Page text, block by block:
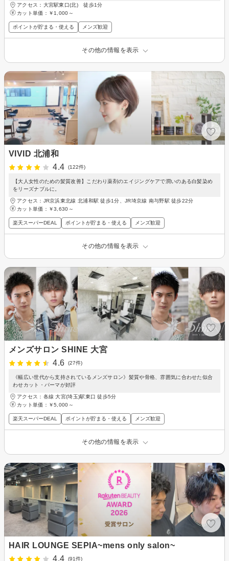
アクセス：大宮駅東口(北) 徒歩1分
カット単価： ￥1,000～
ポイントが貯まる・使える メンズ歓迎
その他の情報を表示
VIVID 北浦和
4.4
(122件)
【大人女性のための髪質改善】こだわり薬剤のエイジングケアで潤いのある白髪染め
をリーズナブルに。
アクセス：JR京浜東北線 北浦和駅 徒歩1分、JR埼京線 南与野駅 徒歩22分
カット単価： ￥3,630～
楽天スーパーDEAL ポイントが貯まる・使える メンズ歓迎
その他の情報を表示
メンズサロン SHINE 大宮
4.6
(27件)
《幅広い世代から支持されているメンズサロン》髪質や骨格、雰囲気に合わせた似合
わせカット・パーマが好評
アクセス：各線 大宮(埼玉)駅東口 徒歩5分
カット単価： ￥5,000～
楽天スーパーDEAL ポイントが貯まる・使える メンズ歓迎
その他の情報を表示
HAIR LOUNGE SEPIA~mens only salon~
4.4
(91件)